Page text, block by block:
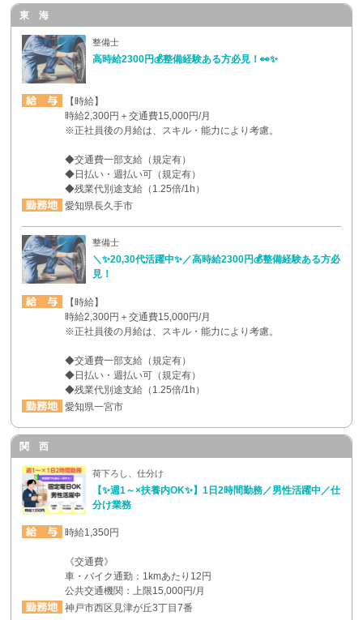
東 海
整備士
高時給2300円💰整備経験ある方必見！👀✨
【時給】
時給2,300円＋交通費15,000円/月
※正社員後の月給は、スキル・能力により考慮。
◆交通費一部支給（規定有）
◆日払い・週払い可（規定有）
◆残業代別途支給（1.25倍/1h）
愛知県長久手市
整備士
＼✨20,30代活躍中✨／高時給2300円💰整備経験ある方必
見！
【時給】
時給2,300円＋交通費15,000円/月
※正社員後の月給は、スキル・能力により考慮。
◆交通費一部支給（規定有）
◆日払い・週払い可（規定有）
◆残業代別途支給（1.25倍/1h）
愛知県一宮市
関 西
荷下ろし、仕分け
【✨週1～×扶養内OK✨】1日2時間勤務／男性活躍中／仕
分け業務
時給1,350円
《交通費》
車・バイク通勤：1kmあたり12円
公共交通機関：上限15,000円/月
神戸市西区見津が丘3丁目7番